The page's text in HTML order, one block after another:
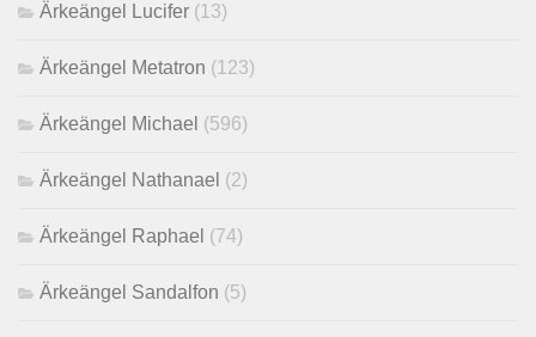
Ärkeängel Lucifer (13)
Ärkeängel Metatron (123)
Ärkeängel Michael (596)
Ärkeängel Nathanael (2)
Ärkeängel Raphael (74)
Ärkeängel Sandalfon (5)